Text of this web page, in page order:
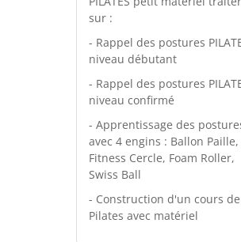
sur :
- Rappel des postures
niveau débutant
- Rappel des postures
niveau confirmé
- Apprentissage des
avec 4 engins : Ballon Paille,
Fitness Cercle, Foam Roller,
Swiss Ball
- Construction d'un cours de
Pilates avec matériel